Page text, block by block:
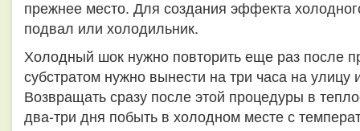
прежнее место. Для создания эффекта
подвал или холодильник.
Холодный шок нужно повторить еще раз после
субстратом нужно вынести на три часа на улицу
Возвращать сразу после этой процедуры в
два-три дня побыть в холодном месте с